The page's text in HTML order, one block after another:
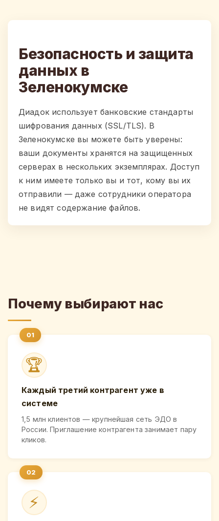
Безопасность и защита
данных в
Зеленокумске
Диадок использует банковские стандарты
шифрования данных (SSL/TLS). В
Зеленокумске вы можете быть уверены:
ваши документы хранятся на защищенных
серверах в нескольких экземплярах. Доступ
к ним имеете только вы и тот, кому вы их
отправили — даже сотрудники оператора
не видят содержание файлов.
Почему выбирают нас
🏆
Каждый третий контрагент уже в
системе
1,5 млн клиентов — крупнейшая сеть ЭДО в
России. Приглашение контрагента занимает пару
кликов.
⚡